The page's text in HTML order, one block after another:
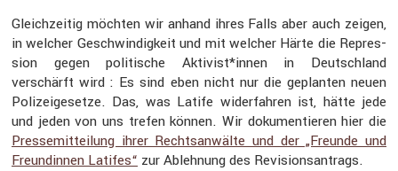
Gleich­zeitig möchten wir anhand ihres Falls aber auch zeigen,
in welcher Geschwin­dig­keit und mit welcher Härte die Repres­
sion gegen politi­sche Aktivist*innen in Deutsch­land
verschärft wird : Es sind eben nicht nur die geplanten neuen
Polizei­ge­setze. Das, was Latife wider­fahren ist, hätte jede
und jeden von uns trefen können. Wir dokumen­tieren hier die
Presse­mit­tei­lung ihrer Rechts­an­wälte und der „Freunde und
Freun­dinnen Latifes“ zur Ableh­nung des Revisi­ons­an­trags.